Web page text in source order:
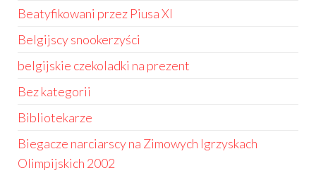
Beatyfikowani przez Piusa XI
Belgijscy snookerzyści
belgijskie czekoladki na prezent
Bez kategorii
Bibliotekarze
Biegacze narciarscy na Zimowych Igrzyskach
Olimpijskich 2002